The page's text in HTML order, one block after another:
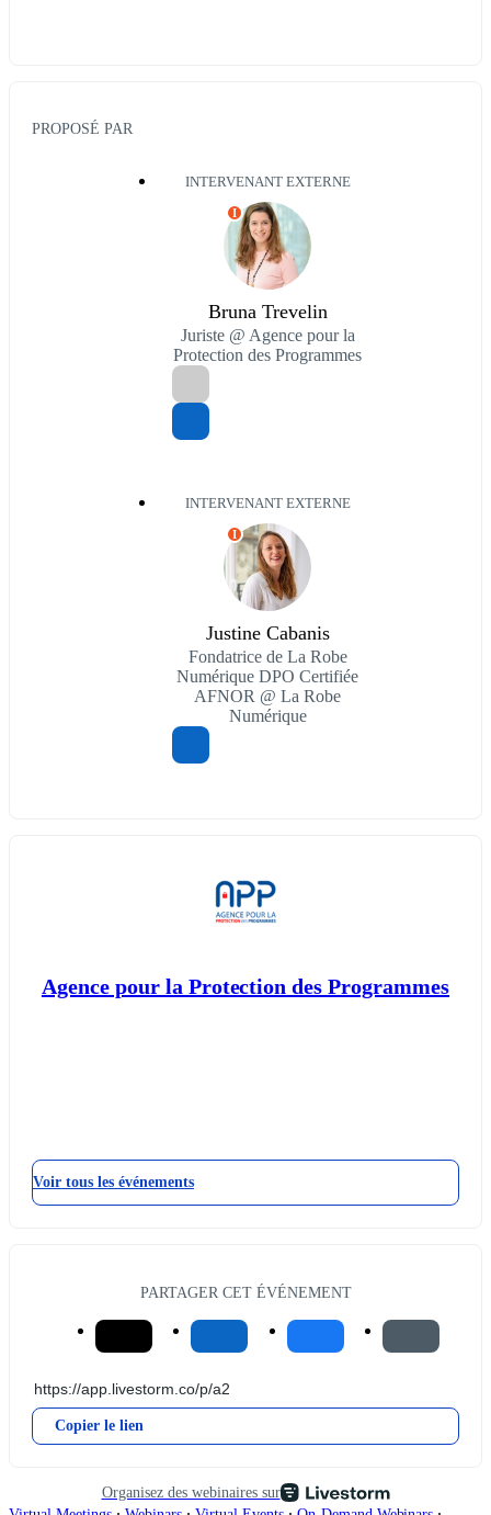
PROPOSÉ PAR
INTERVENANT EXTERNE
I
Bruna Trevelin
Juriste @ Agence pour la
Protection des Programmes
INTERVENANT EXTERNE
I
Justine Cabanis
Fondatrice de La Robe
Numérique DPO Certifiée
AFNOR @ La Robe
Numérique
Agence pour la Protection des Programmes
Voir tous les événements
PARTAGER CET ÉVÉNEMENT
Copier le lien
Organisez des webinaires sur